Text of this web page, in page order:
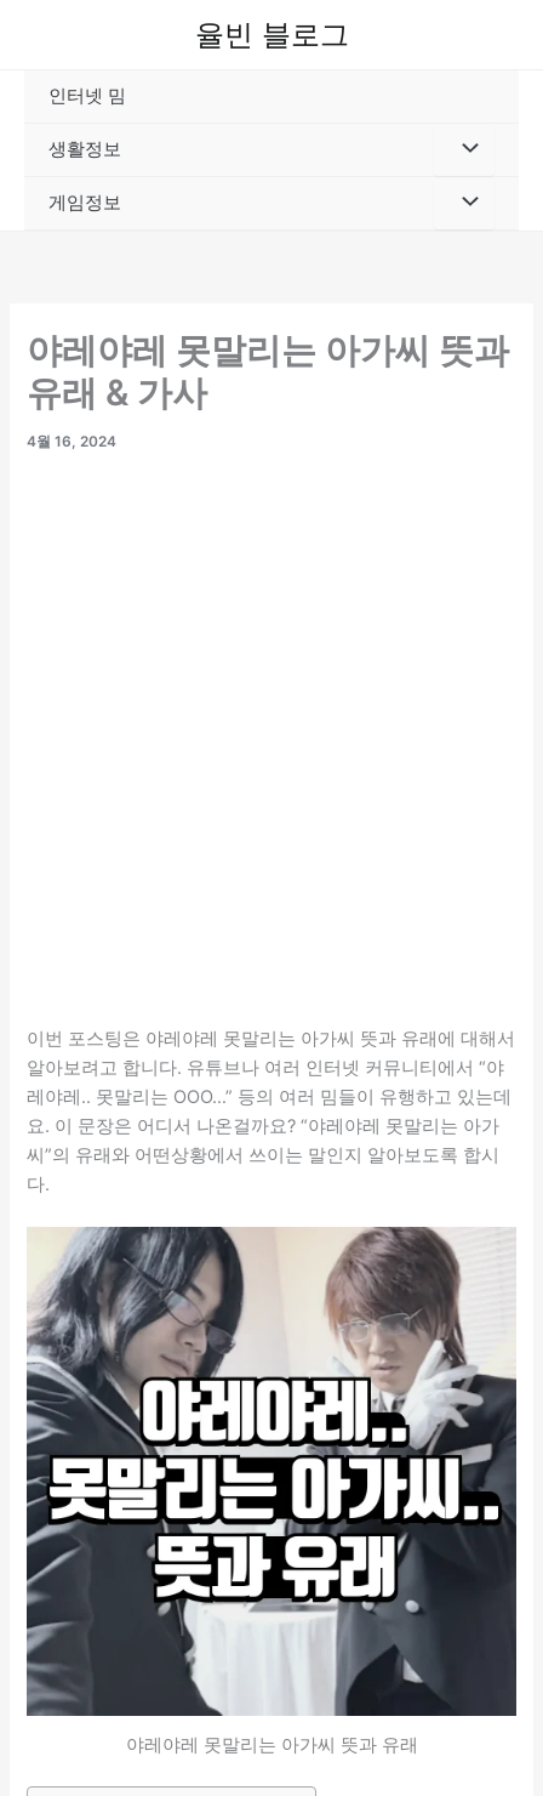
율빈 블로그
인터넷 밈
생활정보
게임정보
야레야레 못말리는 아가씨 뜻과
유래 & 가사
4월 16, 2024
이번 포스팅은 야레야레 못말리는 아가씨 뜻과 유래에 대해서
알아보려고 합니다. 유튜브나 여러 인터넷 커뮤니티에서 “야
레야레.. 못말리는 OOO…” 등의 여러 밈들이 유행하고 있는데
요. 이 문장은 어디서 나온걸까요? “야레야레 못말리는 아가
씨”의 유래와 어떤상황에서 쓰이는 말인지 알아보도록 합시
다.
야레야레 못말리는 아가씨 뜻과 유래